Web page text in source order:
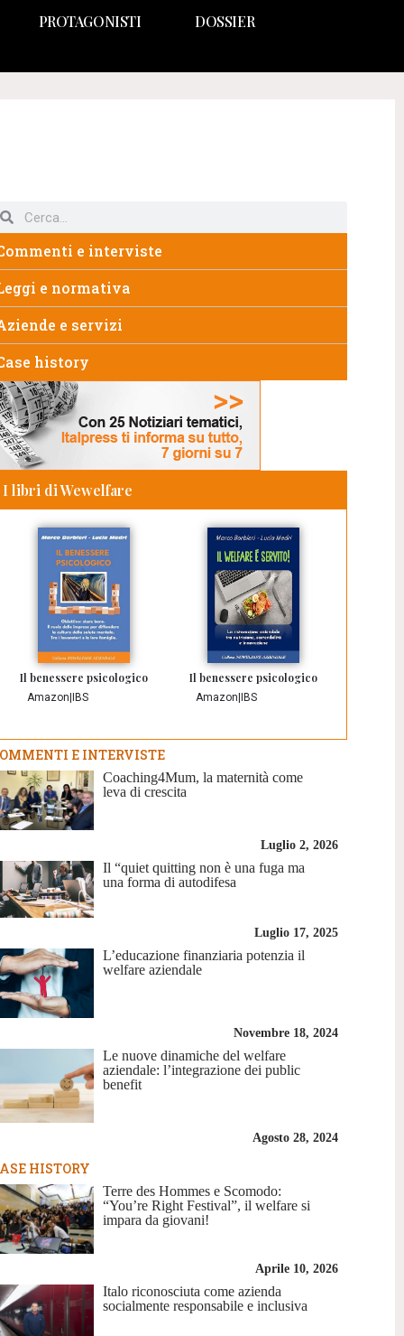
PROTAGONISTI DOSSIER
e interviste
e normativa
e servizi
history
I libri di Wewelfare
Il benessere psicologico
Amazon IBS
Il benessere psicologico
Amazon IBS
E INTERVISTE
Coaching4Mum, la maternità come
leva di crescita
Luglio 2, 2026
Il “quiet quitting non è una fuga ma
una forma di autodifesa
Luglio 17, 2025
L’educazione finanziaria potenzia il
welfare aziendale
Novembre 18, 2024
Le nuove dinamiche del welfare
aziendale: l’integrazione dei public
benefit
Agosto 28, 2024
HISTORY
Terre des Hommes e Scomodo:
“You’re Right Festival”, il welfare si
impara da giovani!
Aprile 10, 2026
Italo riconosciuta come azienda
socialmente responsabile e inclusiva